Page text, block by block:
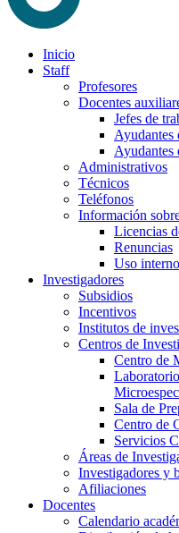
Inicio
Staff
Profesores
Docentes
Jefes de
Ayudantes
Ayudantes
Administrativos
Técnicos
Teléfonos
Información
Licencias
Renuncias
Uso interno
Investigadores
Subsidios
Incentivos
Institutos de
Centros de
Centro de
Sala de
Centro de
Servicios
Áreas de
Investigadores y
Afiliaciones
Docentes
Calendario